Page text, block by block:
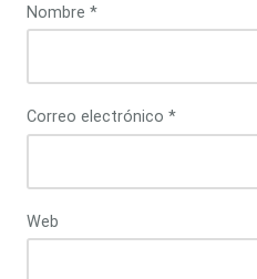
Nombre *
Correo electrónico *
Web